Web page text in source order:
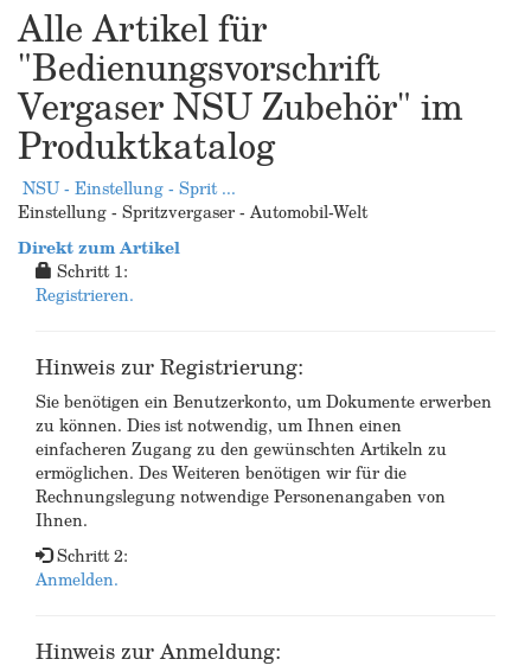
Alle Artikel für
"Bedienungsvorschrift
Vergaser NSU Zubehör" im
Produktkatalog
NSU - Einstellung - Sprit ...
Einstellung - Spritzvergaser - Automobil-Welt
Direkt zum Artikel
Schritt 1:
Registrieren.
Hinweis zur Registrierung:
Sie benötigen ein Benutzerkonto, um Dokumente erwerben
zu können. Dies ist notwendig, um Ihnen einen
einfacheren Zugang zu den gewünschten Artikeln zu
ermöglichen. Des Weiteren benötigen wir für die
Rechnungslegung notwendige Personenangaben von
Ihnen.
Schritt 2:
Anmelden.
Hinweis zur Anmeldung: